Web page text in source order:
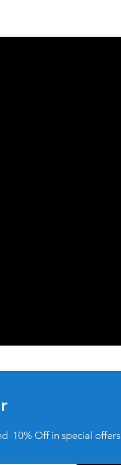
10% Off in special offers